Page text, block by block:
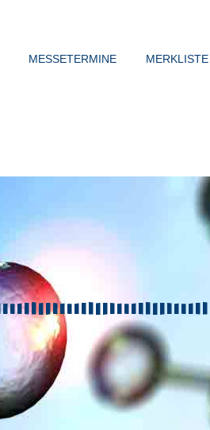
MESSETERMINE MERKLISTE